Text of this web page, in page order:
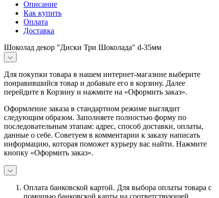
Описание
Как купить
Оплата
Доставка
Шоколад декор "Диски Три Шоколада" d-35мм
Для покупки товара в нашем интернет-магазине выберите
понравившийся товар и добавьте его в корзину. Далее
перейдите в Корзину и нажмите на «Оформить заказ».
Оформление заказа в стандартном режиме выглядит
следующим образом. Заполняете полностью форму по
последовательным этапам: адрес, способ доставки, оплаты,
данные о себе. Советуем в комментарии к заказу написать
информацию, которая поможет курьеру вас найти. Нажмите
кнопку «Оформить заказ».
Оплата банковской картой. Для выбора оплаты товара с
помощью банковской карты на соответствующей